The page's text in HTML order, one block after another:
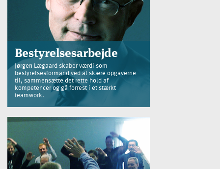
Bestyrelsesarbejde
Jørgen Lægaard skaber værdi som
bestyrelsesformand ved at skære opgaverne
til, sammensætte det rette hold af
kompetencer og gå forrest i et stærkt
teamwork.